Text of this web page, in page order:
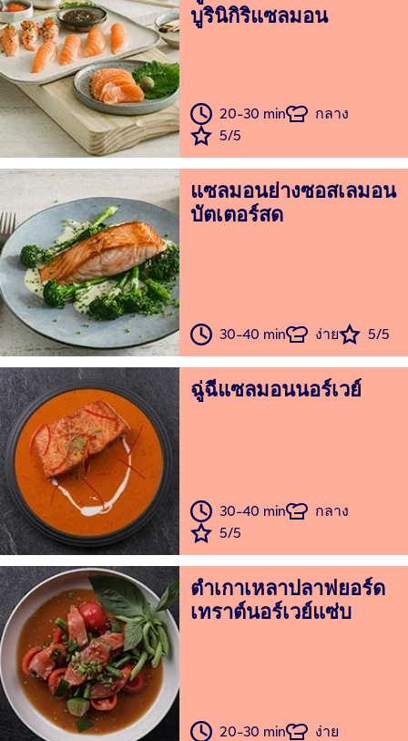
บูรินิกิริแซลมอน
20-30 min
กลาง
5/5
แซลมอนย่างซอสเลมอน
บัตเตอร์สด
30-40 min ง่าย 5/5
ฉู่ฉี่แซลมอนนอร์เวย์
30-40 min
กลาง
5/5
ตำเกาเหลาปลาฟยอร์ด
เทราต์นอร์เวย์แซ่บ
20-30 min ง่าย